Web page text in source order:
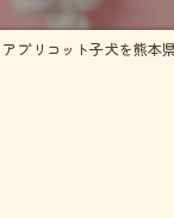
アプリコット子犬を熊